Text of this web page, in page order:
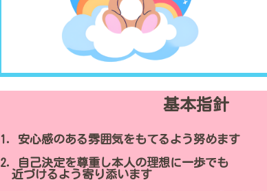
基本指針
1．安心感のある雰囲気をもてるよう努めます
2．自己決定を尊重し本人の理想に一歩でも
近づけるよう寄り添います